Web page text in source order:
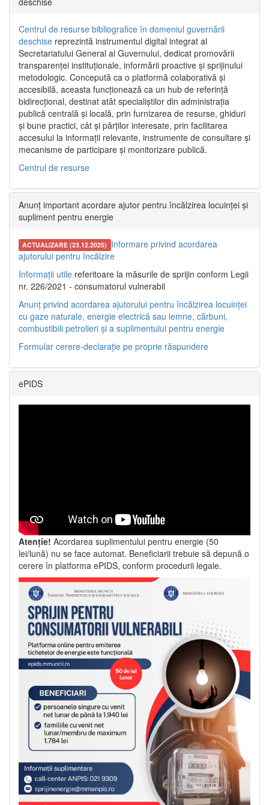
Centrul de resurse bibliografice în domeniul guvernării
deschise reprezintă instrumentul digital integrat al
Secretariatului General al Guvernului, dedicat promovării
transparenței instituționale, informării proactive și sprijinului
metodologic. Concepută ca o platformă colaborativă și
accesibilă, aceasta funcționează ca un hub de referință
bidirecțional, destinat atât specialiștilor din administrația
publică centrală și locală, prin furnizarea de resurse, ghiduri
și bune practici, cât și părților interesate, prin facilitarea
accesului la informații relevante, instrumente de consultare și
mecanisme de participare și monitorizare publică.
Centrul de resurse
Anunț important acordare ajutor pentru încălzirea locuinței și
supliment pentru energie
ACTUALIZARE (23.12.2025) Informare privind acordarea
ajutorului pentru încălzire
Informații utile referitoare la măsurile de sprijin conform Legii
nr. 226/2021 - consumatorul vulnerabil
Anunț privind acordarea ajutorului pentru încălzirea locuinței
cu gaze naturale, energie electrică sau lemne, cărbuni,
combustibili petrolieri și a suplimentului pentru energie
Formular cerere-declarație pe proprie răspundere
ePIDS
Atenție! Acordarea suplimentului pentru energie (50
lei/lună) nu se face automat. Beneficiarii trebuie să depună o
cerere în platforma ePIDS, conform procedurii legale.